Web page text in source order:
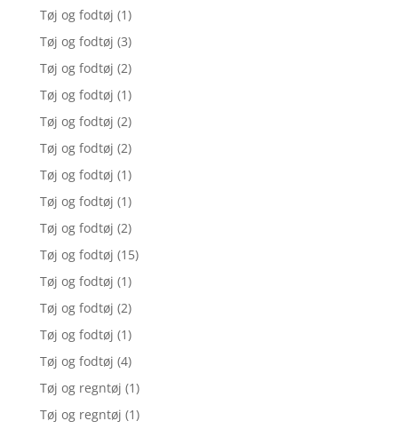
Tøj og fodtøj (1)
Tøj og fodtøj (3)
Tøj og fodtøj (2)
Tøj og fodtøj (1)
Tøj og fodtøj (2)
Tøj og fodtøj (2)
Tøj og fodtøj (1)
Tøj og fodtøj (1)
Tøj og fodtøj (2)
Tøj og fodtøj (15)
Tøj og fodtøj (1)
Tøj og fodtøj (2)
Tøj og fodtøj (1)
Tøj og fodtøj (4)
Tøj og regntøj (1)
Tøj og regntøj (1)